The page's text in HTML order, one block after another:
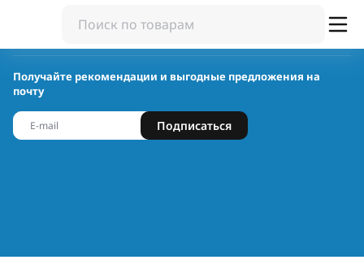
Получайте рекомендации и выгодные предложения на
почту
Подписаться